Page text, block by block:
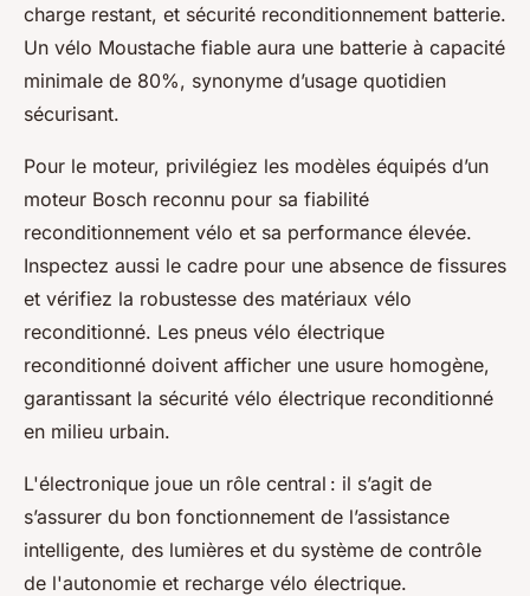
charge restant, et sécurité reconditionnement batterie.
Un vélo Moustache fiable aura une batterie à capacité
minimale de 80%, synonyme d’usage quotidien
sécurisant.
Pour le moteur, privilégiez les modèles équipés d’un
moteur Bosch reconnu pour sa fiabilité
reconditionnement vélo et sa performance élevée.
Inspectez aussi le cadre pour une absence de fissures
et vérifiez la robustesse des matériaux vélo
reconditionné. Les pneus vélo électrique
reconditionné doivent afficher une usure homogène,
garantissant la sécurité vélo électrique reconditionné
en milieu urbain.
L'électronique joue un rôle central : il s’agit de
s’assurer du bon fonctionnement de l’assistance
intelligente, des lumières et du système de contrôle
de l'autonomie et recharge vélo électrique.